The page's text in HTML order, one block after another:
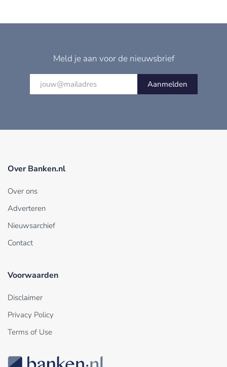
Meld je aan voor de nieuwsbrief
Aanmelden
Over Banken.nl
Over ons
Adverteren
Nieuwsarchief
Contact
Voorwaarden
Disclaimer
Privacy Policy
Terms of Use